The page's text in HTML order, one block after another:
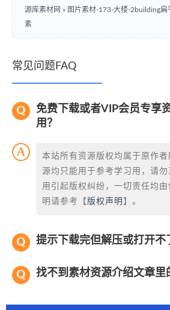
源库素材网 » 图片素材-173-大楼-2building扁
素
常见问题FAQ
免费下载或者VIP会员专享
用？
本站所有资源版权均属于原作
源均只能用于参考学习用，请
用引起版权纠纷，一切责任均
明请参考【 版权声明 】。
提示下载完但解压或打开不
找不到素材资源介绍文章里